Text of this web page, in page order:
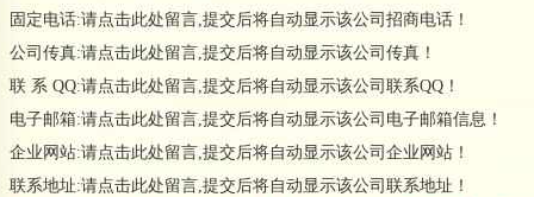
固定电话:请点击此处留言,提交后将自动显示该公司招商电话！
公司传真:请点击此处留言,提交后将自动显示该公司传真！
联 系 QQ:请点击此处留言,提交后将自动显示该公司联系QQ！
电子邮箱:请点击此处留言,提交后将自动显示该公司电子邮箱信息！
企业网站:请点击此处留言,提交后将自动显示该公司企业网站！
联系地址:请点击此处留言,提交后将自动显示该公司联系地址！